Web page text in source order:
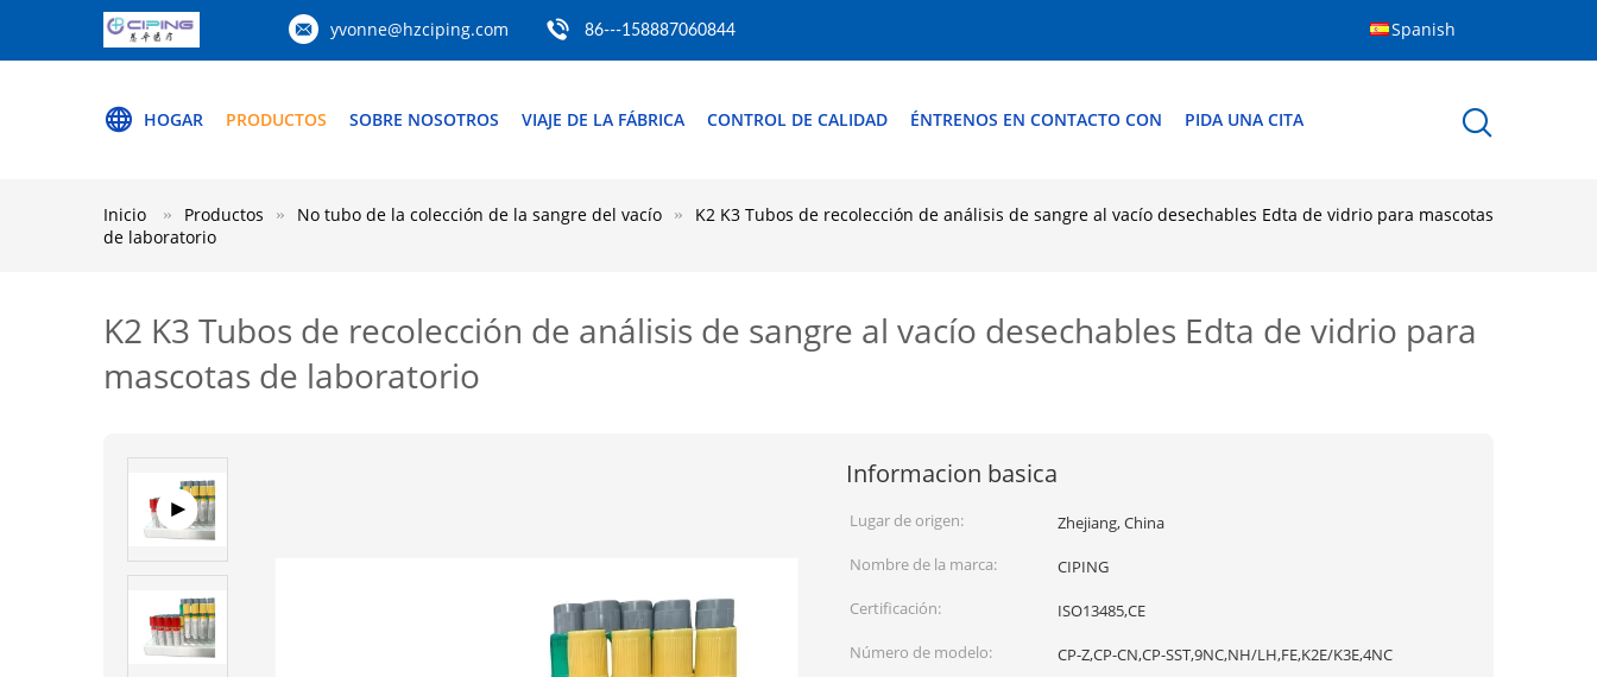
yvonne@hzciping.com 86---158887060844 Spanish
HOGAR PRODUCTOS SOBRE NOSOTROS VIAJE DE LA FÁBRICA CONTROL DE CALIDAD ÉNTRENOS EN CONTACTO CON PIDA UNA CITA
Inicio Productos No tubo de la colección de la sangre del vacío
K2 K3 Tubos de recolección de análisis de sangre al vacío desechables Edta de vidrio para mascotas
de laboratorio
K2 K3 Tubos de recolección de análisis de sangre al vacío desechables Edta de vidrio para
mascotas de laboratorio
Informacion basica
Lugar de origen:
Zhejiang, China
Nombre de la marca:
CIPING
Certificación:
ISO13485,CE
Número de modelo:
CP-Z,CP-CN,CP-SST,9NC,NH/LH,FE,K2E/K3E,4NC